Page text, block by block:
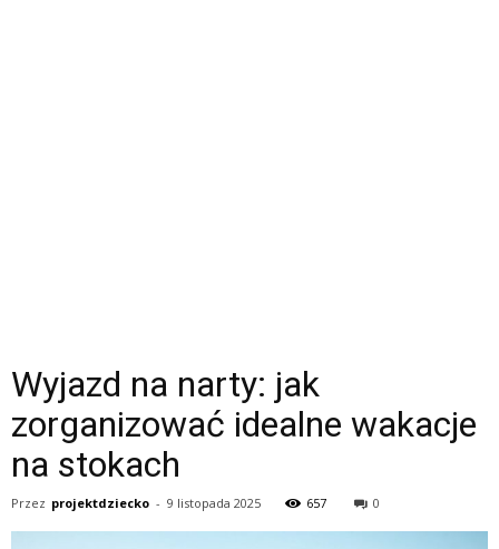
Wyjazd na narty: jak
zorganizować idealne wakacje
na stokach
Przez projektdziecko - 9 listopada 2025 657 0